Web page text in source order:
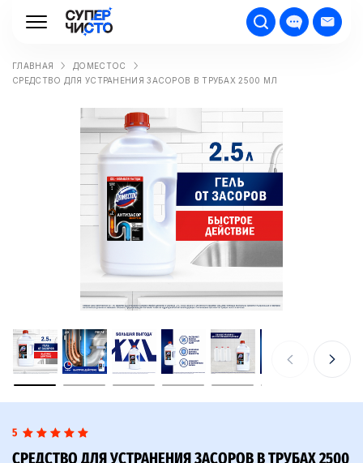
ГЛАВНАЯ
ДОМЕСТОС
СРЕДСТВО ДЛЯ УСТРАНЕНИЯ ЗАСОРОВ В ТРУБАХ 2500 МЛ
5
СРЕДСТВО ДЛЯ УСТРАНЕНИЯ ЗАСОРОВ В ТРУБАХ 2500